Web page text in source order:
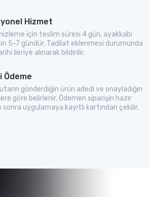
Hizmet
için teslim süresi 4 gün, ayakkabı
5-7 gündür. Tadilat eklenmesi durumunda
ileriye alınarak bildirilir.
Ödeme
gönderdiğin ürün adedi ve onayladığın
göre belirlenir. Ödemen siparişin hazır
uygulamaya kayıtlı kartından çekilir.